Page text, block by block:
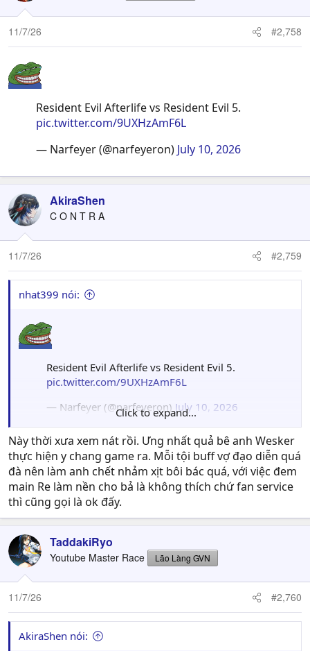
11/7/26 #2,758
Resident Evil Afterlife vs Resident Evil 5.
pic.twitter.com/9UXHzAmF6L
— Narfeyer (@narfeyeron) July 10, 2026
AkiraShen
C O N T R A
11/7/26 #2,759
nhat399 nói:
Resident Evil Afterlife vs Resident Evil 5.
pic.twitter.com/9UXHzAmF6L
— Narfeyer (@narfeyeron) July 10, 2026
Click to expand...
Này thời xưa xem nát rồi. Ưng nhất quả bê anh Wesker
thực hiện y chang game ra. Mỗi tội buff vợ đạo diễn quá
đà nên làm anh chết nhảm xịt bôi bác quá, với việc đem
main Re làm nền cho bả là không thích chứ fan service
thì cũng gọi là ok đấy.
TaddakiRyo
Youtube Master Race Lão Làng GVN
11/7/26 #2,760
AkiraShen nói: